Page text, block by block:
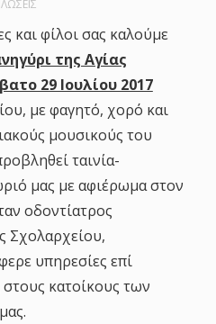
και φίλοι σας καλούμε
της Αγίας
29 Ιουλίου 2017
με φαγητό, χορό και
μουσικούς του
ταινία-
μας με αφιέρωμα στον
οδοντίατρος
Σχολαρχείου,
υπηρεσίες επί
κατοίκους των